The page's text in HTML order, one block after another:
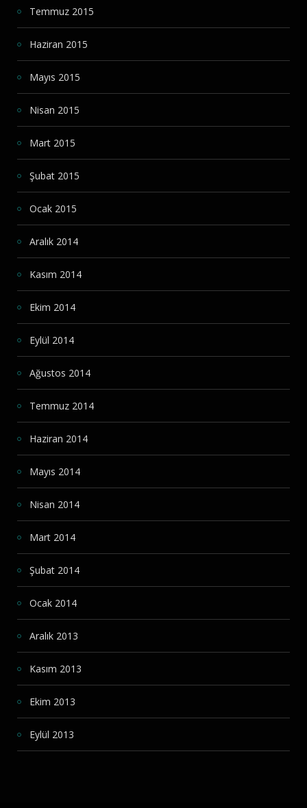
Temmuz 2015
Haziran 2015
Mayıs 2015
Nisan 2015
Mart 2015
Şubat 2015
Ocak 2015
Aralık 2014
Kasım 2014
Ekim 2014
Eylül 2014
Ağustos 2014
Temmuz 2014
Haziran 2014
Mayıs 2014
Nisan 2014
Mart 2014
Şubat 2014
Ocak 2014
Aralık 2013
Kasım 2013
Ekim 2013
Eylül 2013